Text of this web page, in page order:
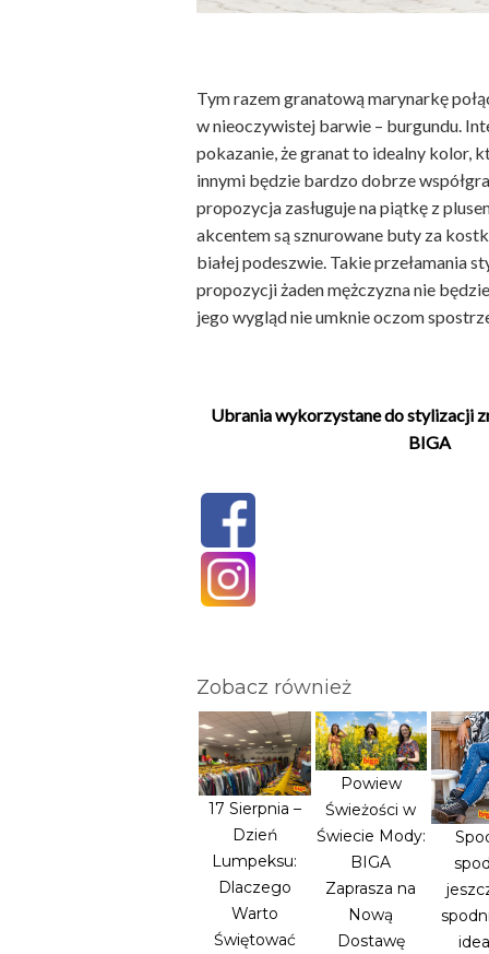
Tym razem granatową marynarkę
w nieoczywistej barwie – burgundu.
pokazanie, że granat to idealny kolor,
innymi będzie bardzo dobrze
propozycja zasługuje na piątkę z
akcentem są sznurowane buty za
białej podeszwie. Takie przełamania
propozycji żaden mężczyzna nie
jego wygląd nie umknie oczom
Ubrania wykorzystane do stylizacji
BIGA
Zobacz również
17 Sierpnia –
Dzień
Lumpeksu:
Dlaczego
Warto
Świętować
Powiew
Świeżości w
Świecie Mody:
BIGA
Zaprasza na
Nową
Dostawę